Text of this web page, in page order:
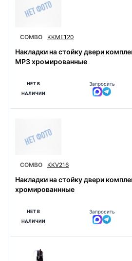
COMBO KKME120
Накладки на стойку двери
MP3 хромированные
НЕТ В
НАЛИЧИИ
Запросить
COMBO KKV216
Накладки на стойку двери
хромированнные
НЕТ В
НАЛИЧИИ
Запросить